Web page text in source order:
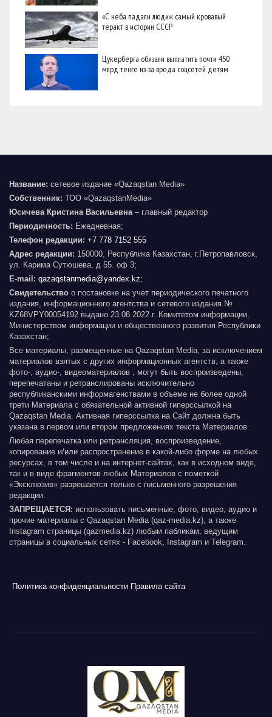
«С неба падали люди»: самый кровавый
теракт в истории СССР
Цукерберга обязали выплатить почти 450
млрд тенге из-за вреда соцсетей детям
Название: сетевое издание «Qazaqstan Media»
Собственник: ТОО «QazaqstanMedia»
Юсичева Кристина Васильевна – главный редактор
Периодичность: Ежедневная;
Телефон редакции: +7 778 7152 555
Адрес редакции: 150000, Республика Казахстан, г.Петропавловск,
ул. Карима Сутюшева, д 55. оф 3;
E-mail: qazaqstanmedia@yandex.kz;
Свидетельство о постановке на учет периодического печатного
издания, информационного агентства и сетевого издания №
KZ68VPY00054192 выдано 23.08.2022 г. Комитетом информации,
Министерством информации и общественного развития Республики
Казахстан;
Все материалы, размещенные на Qazaqstan Media, за исключением
материалов взятых с других информационных агентств, а также
фото-, аудио-, видеоматериалов , могут быть воспроизведены,
перепечатаны и ретранслированы исключительно
республиканскими информагенствами в объеме не более одной
трети Материала с обязательной активной гиперссылкой на
Qazaqstan Media. Активная гиперссылка на Сайт должна быть
указана в первом или втором предложениях текста Материалов.
Любая перепечатка или ретрансляция, воспроизведение,
копирование и/или распространение в какой-либо форме на любых
ресурсах, в том числе и на интернет-сайтах, как в исходном виде,
так и в виде фрагментов любых Материалов с пометкой
«Эксклюзив» разрешается только с письменного разрешения
редакции.
ЗАПРЕЩАЕТСЯ: использовать письменные, фото, видео, аудио и
прочие материалы с Qazaqstan Media (qaz-media.kz), а также
Instagram страницы (qazmedia.kz) любым пабликам, ведущим
страницы в социальных сетях - Facebook, Instagram и Telegram.
Политика конфиденциальности Правила сайта